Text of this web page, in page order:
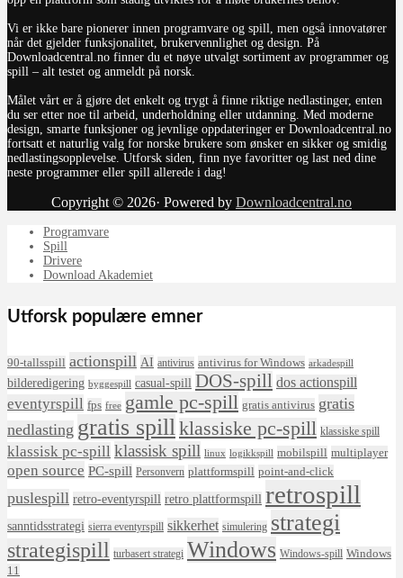
Vi er ikke bare pionerer innen programvare og spill, men også innovatører
når det gjelder funksjonalitet, brukervennlighet og design. På
Downloadcentral.no finner du et nøye utvalgt sortiment av programmer og
spill – alt testet og anmeldt på norsk.
Målet vårt er å gjøre det enkelt og trygt å finne riktige nedlastinger, enten
du ser etter noe til arbeid, underholdning eller utdanning. Med moderne
design, smarte funksjoner og jevnlige oppdateringer er Downloadcentral.no
fortsatt et naturlig valg for norske brukere som ønsker en sikker og smidig
nedlastingsopplevelse. Utforsk siden, finn nye favoritter og last ned dine
neste programmer eller spill allerede i dag!
Copyright © 2026· Powered by Downloadcentral.no
Programvare
Spill
Drivere
Download Akademiet
Utforsk populære emner
90-tallsspill actionspill AI antivirus antivirus for Windows arkadespill
bilderedigering byggespill casual-spill DOS-spill dos actionspill
eventyrspill fps free gamle pc-spill gratis antivirus gratis
nedlasting gratis spill klassiske pc-spill klassiske spill
klassisk pc-spill klassisk spill linux logikkspill mobilspill multiplayer
open source PC-spill Personvern plattformspill point-and-click
puslespill retro-eventyrspill retro plattformspill retrospill
sanntidsstrategi sierra eventyrspill sikkerhet simulering strategi
strategispill turbasert strategi Windows Windows-spill Windows
11